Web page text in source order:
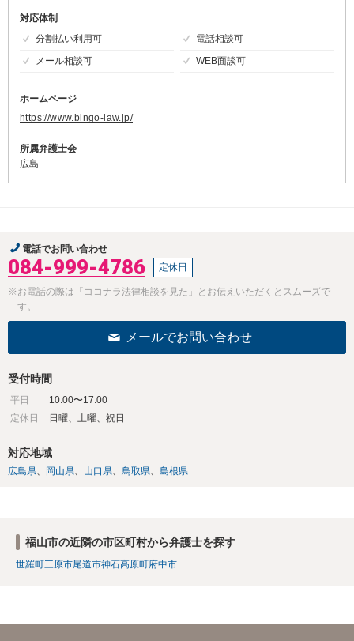
対応体制
分割払い利用可
電話相談可
メール相談可
WEB面談可
ホームページ
https://www.bingo-law.jp/
所属弁護士会
広島
電話でお問い合わせ
084-999-4786 定休日
※お電話の際は「ココナラ法律相談を見た」とお伝えいただくとスムーズで
す。
メールでお問い合わせ
受付時間
平日
10:00〜17:00
定休日
日曜、土曜、祝日
対応地域
広島県 岡山県 山口県 鳥取県 島根県
福山市の近隣の市区町村から弁護士を探す
世羅町三原市尾道市神石高原町府中市